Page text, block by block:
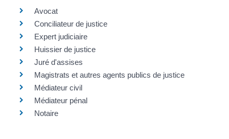
Avocat
Conciliateur de justice
Expert judiciaire
Huissier de justice
Juré d'assises
Magistrats et autres agents publics de justice
Médiateur civil
Médiateur pénal
Notaire